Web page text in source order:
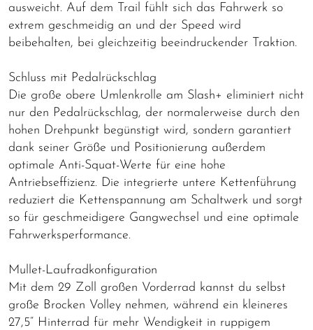
ausweicht. Auf dem Trail fühlt sich das Fahrwerk so
extrem geschmeidig an und der Speed wird
beibehalten, bei gleichzeitig beeindruckender Traktion.
Schluss mit Pedalrückschlag
Die große obere Umlenkrolle am Slash+ eliminiert nicht
nur den Pedalrückschlag, der normalerweise durch den
hohen Drehpunkt begünstigt wird, sondern garantiert
dank seiner Größe und Positionierung außerdem
optimale Anti-Squat-Werte für eine hohe
Antriebseffizienz. Die integrierte untere Kettenführung
reduziert die Kettenspannung am Schaltwerk und sorgt
so für geschmeidigere Gangwechsel und eine optimale
Fahrwerksperformance.
Mullet-Laufradkonfiguration
Mit dem 29 Zoll großen Vorderrad kannst du selbst
große Brocken Volley nehmen, während ein kleineres
27,5“ Hinterrad für mehr Wendigkeit in ruppigem